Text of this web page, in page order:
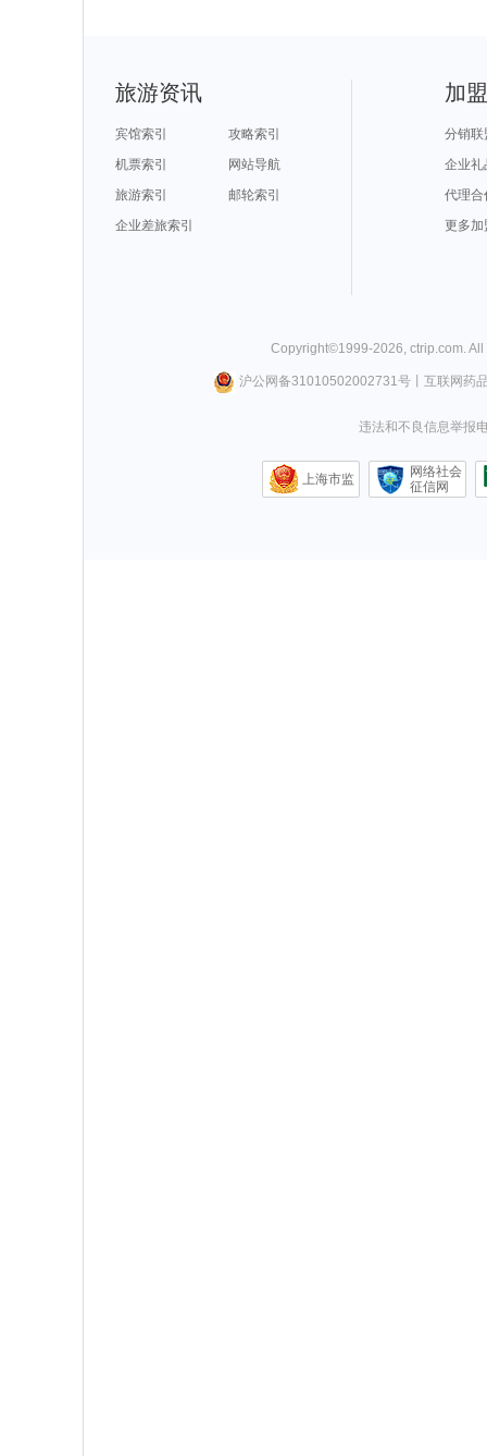
旅游资讯
宾馆索引
攻略索引
机票索引
网站导航
旅游索引
邮轮索引
企业差旅索引
加
分销联
企业礼
代理合
更多加
Copyright©1999-2026, ctrip.com.
沪公网备31010502002731号丨 互联网药
违法和不良信息举报
上海市监
网络社会
征信网